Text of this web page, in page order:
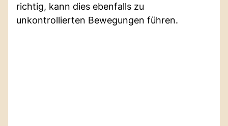
richtig, kann dies ebenfalls zu
unkontrollierten Bewegungen führen.